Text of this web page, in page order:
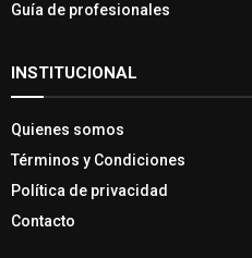
Guía de profesionales
INSTITUCIONAL
Quienes somos
Términos y Condiciones
Política de privacidad
Contacto